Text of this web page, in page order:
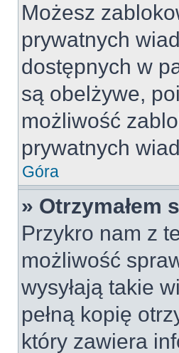
Możesz
prywatnych
dostępnych w
są obelżywe,
możliwość
prywatnych
Góra
» Otrzymałem
Przykro nam z
możliwość
wysyłają takie
pełną kopię
który zawiera